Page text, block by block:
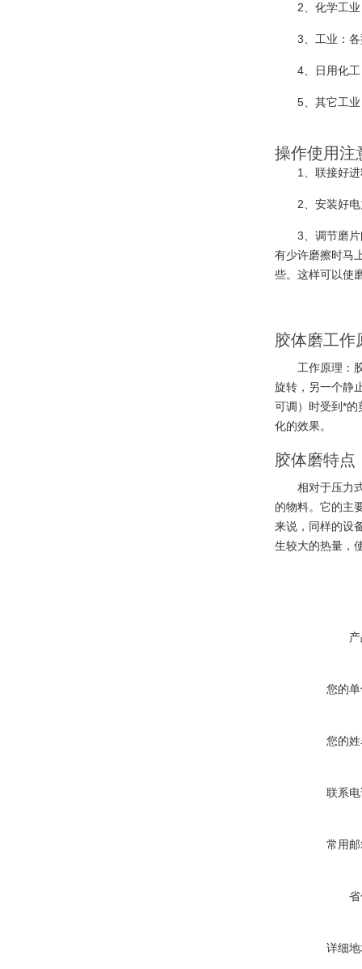
2、化学工
3、工业：
4、日用化
5、其它工
操作使用注
1、联接好
2、安装好
3、调节磨
有少许磨擦时马
些。这样可以使
胶体磨工作
工作原理：
旋转，另一个静
可调）时受到*
化的效果。
胶体磨特点
相对于压力
的物料。它的主
来说，同样的设
生较大的热量，
您的
您的
联系
常用
详细